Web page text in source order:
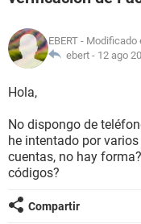
EBERT - Modificado
ebert - 12 ago
Hola,
No dispongo de
he intentado por
cuentas, no hay
códigos?
Compartir